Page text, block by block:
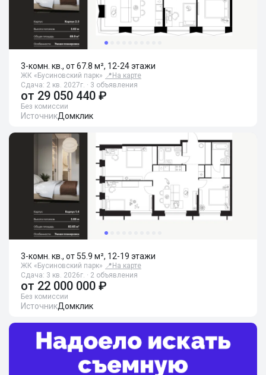
3-комн. кв., от 67.8 м², 12-24 этажи
ЖК «Бусиновский парк» 📍 На карте
Сдача: 2 кв. 2027г. · 3 объявления
от 29 050 440 ₽
Без комиссии
ИсточникДомклик
3-комн. кв., от 55.9 м², 12-19 этажи
ЖК «Бусиновский парк» 📍 На карте
Сдача: 3 кв. 2026г. · 2 объявления
от 22 000 000 ₽
Без комиссии
ИсточникДомклик